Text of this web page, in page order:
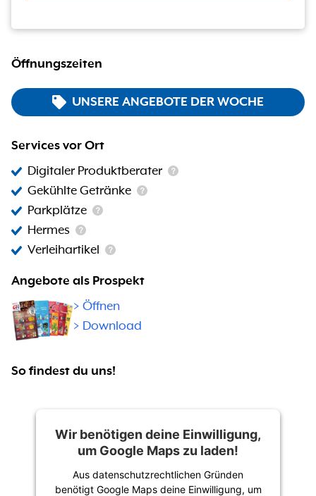
Öffnungszeiten
UNSERE ANGEBOTE DER WOCHE
Services vor Ort
Digitaler Produktberater
Gekühlte Getränke
Parkplätze
Hermes
Verleihartikel
Angebote als Prospekt
> Öffnen
> Download
So findest du uns!
Wir benötigen deine Einwilligung,
um Google Maps zu laden!
Aus datenschutzrechtlichen Gründen
benötigt Google Maps deine Einwilligung, um